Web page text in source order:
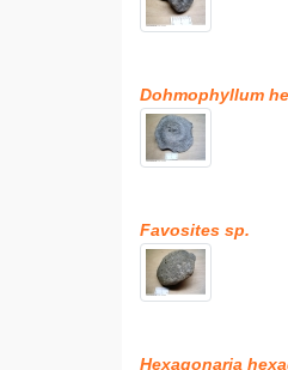
Dohmophyllum
Favosites sp.
Hexagonaria